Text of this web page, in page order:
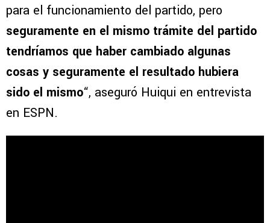
para el funcionamiento del partido, pero
seguramente en el mismo trámite del partido
tendríamos que haber cambiado algunas
cosas y seguramente el resultado hubiera
sido el mismo“, aseguró Huiqui en entrevista
en ESPN.